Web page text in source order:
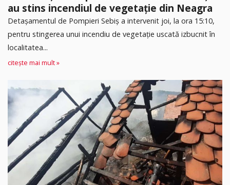
au stins incendiul de vegetație din Neagra
Detașamentul de Pompieri Sebiș a intervenit joi, la ora 15:10,
pentru stingerea unui incendiu de vegetație uscată izbucnit în
localitatea...
citește mai mult »